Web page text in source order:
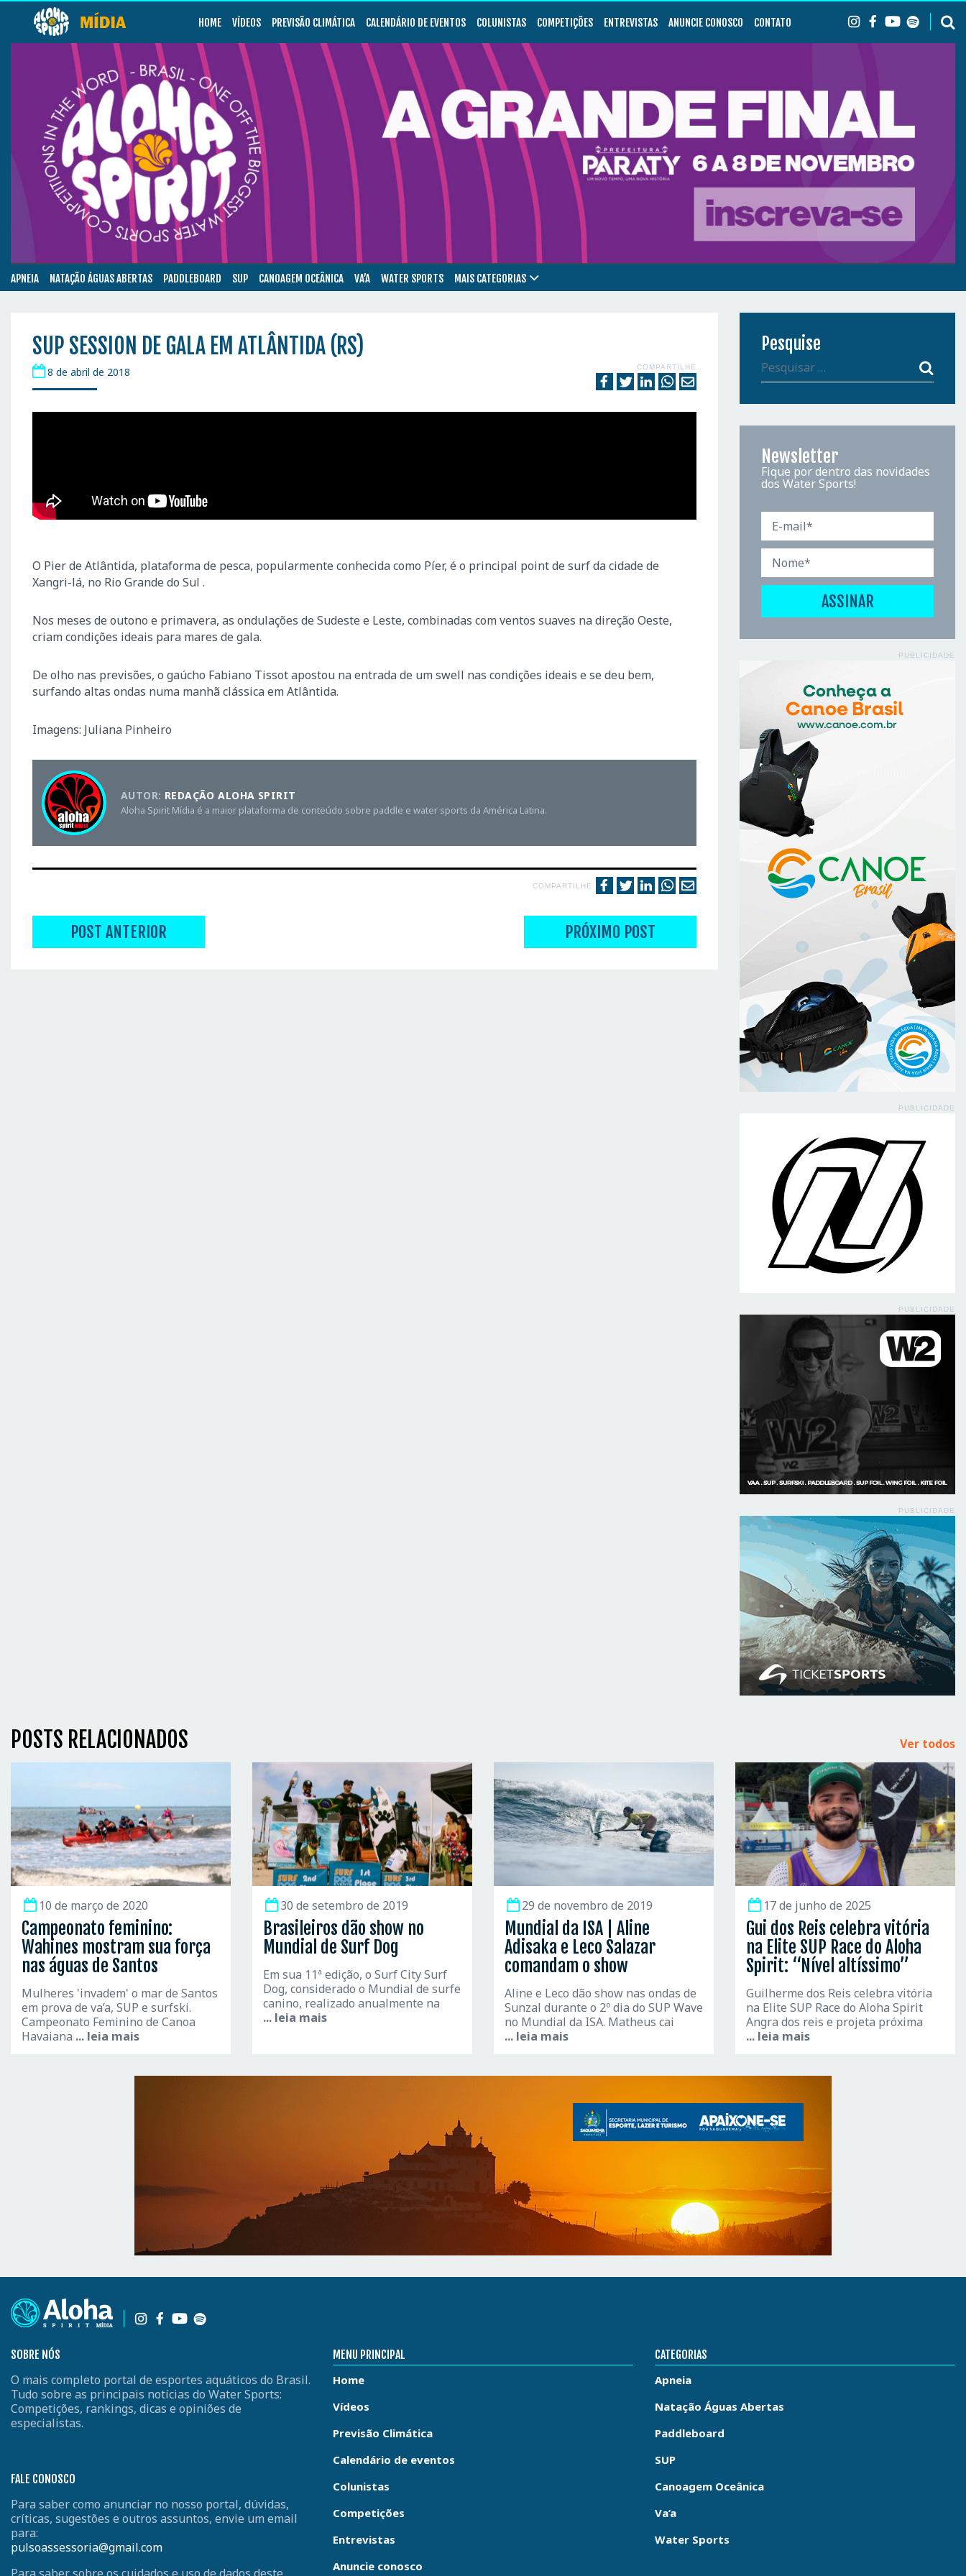
HOME VÍDEOS PREVISÃO CLIMÁTICA CALENDÁRIO DE EVENTOS COLUNISTAS COMPETIÇÕES ENTREVISTAS ANUNCIE CONOSCO CONTATO
APNEIA NATAÇÃO ÁGUAS ABERTAS PADDLEBOARD SUP CANOAGEM OCEÂNICA VA’A WATER SPORTS MAIS CATEGORIAS
SUP SESSION DE GALA EM ATLÂNTIDA (RS)
8 de abril de 2018 COMPARTILHE
O Pier de Atlântida, plataforma de pesca, popularmente conhecida como Píer, é o principal point de surf da cidade de
Xangri-lá, no Rio Grande do Sul .
Nos meses de outono e primavera, as ondulações de Sudeste e Leste, combinadas com ventos suaves na direção Oeste,
criam condições ideais para mares de gala.
De olho nas previsões, o gaúcho Fabiano Tissot apostou na entrada de um swell nas condições ideais e se deu bem,
surfando altas ondas numa manhã clássica em Atlântida.
Imagens: Juliana Pinheiro
AUTOR: REDAÇÃO ALOHA SPIRIT
Aloha Spirit Mídia é a maior plataforma de conteúdo sobre paddle e water sports da América Latina.
COMPARTILHE
POST ANTERIOR PRÓXIMO POST
Pesquise
Newsletter
Fique por dentro das novidades
dos Water Sports!
PUBLICIDADE
PUBLICIDADE
PUBLICIDADE
PUBLICIDADE
POSTS RELACIONADOS Ver todos
10 de março de 2020
Campeonato feminino:
Wahines mostram sua força
nas águas de Santos
Mulheres 'invadem' o mar de Santos
em prova de va’a, SUP e surfski.
Campeonato Feminino de Canoa
Havaiana ... leia mais
30 de setembro de 2019
Brasileiros dão show no
Mundial de Surf Dog
Em sua 11ª edição, o Surf City Surf
Dog, considerado o Mundial de surfe
canino, realizado anualmente na
... leia mais
29 de novembro de 2019
Mundial da ISA | Aline
Adisaka e Leco Salazar
comandam o show
Aline e Leco dão show nas ondas de
Sunzal durante o 2º dia do SUP Wave
no Mundial da ISA. Matheus cai
... leia mais
17 de junho de 2025
Gui dos Reis celebra vitória
na Elite SUP Race do Aloha
Spirit: “Nível altíssimo”
Guilherme dos Reis celebra vitória
na Elite SUP Race do Aloha Spirit
Angra dos reis e projeta próxima
... leia mais
SOBRE NÓS
O mais completo portal de esportes aquáticos do Brasil.
Tudo sobre as principais notícias do Water Sports:
Competições, rankings, dicas e opiniões de
especialistas.
FALE CONOSCO
Para saber como anunciar no nosso portal, dúvidas,
críticas, sugestões e outros assuntos, envie um email
para:
pulsoassessoria@gmail.com
MENU PRINCIPAL
Home
Vídeos
Previsão Climática
Calendário de eventos
Colunistas
Competições
Entrevistas
Anuncie conosco
CATEGORIAS
Apneia
Natação Águas Abertas
Paddleboard
SUP
Canoagem Oceânica
Va’a
Water Sports